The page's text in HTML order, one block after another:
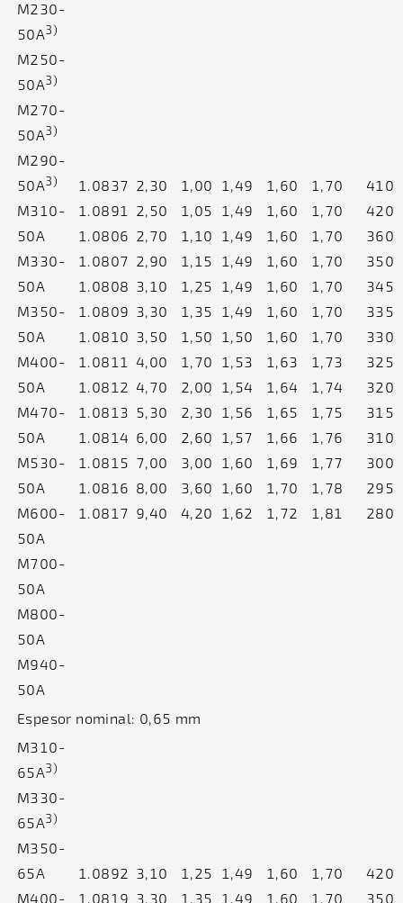
M230-
50A3)
M250-
50A3)
M270-
50A3)
M290-
50A3)
M310-
50A
M330-
50A
M350-
50A
M400-
50A
M470-
50A
M530-
50A
M600-
50A
M700-
50A
M800-
50A
M940-
50A
1.0837
1.0891
1.0806
1.0807
1.0808
1.0809
1.0810
1.0811
1.0812
1.0813
1.0814
1.0815
1.0816
1.0817
2,30
2,50
2,70
2,90
3,10
3,30
3,50
4,00
4,70
5,30
6,00
7,00
8,00
9,40
1,00
1,05
1,10
1,15
1,25
1,35
1,50
1,70
2,00
2,30
2,60
3,00
3,60
4,20
1,49
1,49
1,49
1,49
1,49
1,49
1,50
1,53
1,54
1,56
1,57
1,60
1,60
1,62
1,60
1,60
1,60
1,60
1,60
1,60
1,60
1,63
1,64
1,65
1,66
1,69
1,70
1,72
1,70
1,70
1,70
1,70
1,70
1,70
1,70
1,73
1,74
1,75
1,76
1,77
1,78
1,81
410
420
360
350
345
335
330
325
320
315
310
300
295
280
Espesor nominal: 0,65 mm
M310-
65A3)
M330-
65A3)
M350-
65A
M400-
1.0892
1.0819
3,10
3,30
1,25
1,35
1,49
1,49
1,60
1,60
1,70
1,70
420
350